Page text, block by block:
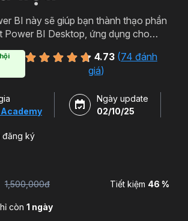
BI này sẽ giúp bạn thành thạo phần
Power BI Desktop, ứng dụng cho
liệu kinh doanh, tăng trưởng Doanh
4.73(74 đánh
giá)
Ngày update
02/10/25
đăng ký
1,500,000đ Tiết kiệm 46 %
còn 1 ngày